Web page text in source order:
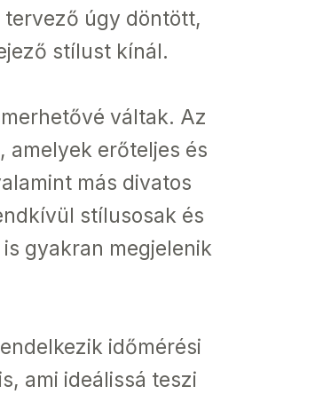
tervező úgy döntött,
stílust kínál.
váltak. Az
amelyek erőteljes és
más divatos
stílusosak és
gyakran megjelenik
időmérési
ami ideálissá teszi